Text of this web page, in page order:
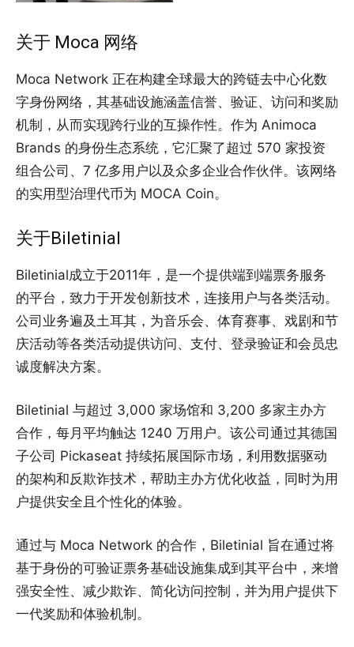
关于 Moca 网络
Moca Network 正在构建全球最大的跨链去中心化数
字身份网络，其基础设施涵盖信誉、验证、访问和奖励
机制，从而实现跨行业的互操作性。作为 Animoca
Brands 的身份生态系统，它汇聚了超过 570 家投资
组合公司、7 亿多用户以及众多企业合作伙伴。该网络
的实用型治理代币为 MOCA Coin。
关于Biletinial
Biletinial成立于2011年，是一个提供端到端票务服务
的平台，致力于开发创新技术，连接用户与各类活动。
公司业务遍及土耳其，为音乐会、体育赛事、戏剧和节
庆活动等各类活动提供访问、支付、登录验证和会员忠
诚度解决方案。
Biletinial 与超过 3,000 家场馆和 3,200 多家主办方
合作，每月平均触达 1240 万用户。该公司通过其德国
子公司 Pickaseat 持续拓展国际市场，利用数据驱动
的架构和反欺诈技术，帮助主办方优化收益，同时为用
户提供安全且个性化的体验。
通过与 Moca Network 的合作，Biletinial 旨在通过将
基于身份的可验证票务基础设施集成到其平台中，来增
强安全性、减少欺诈、简化访问控制，并为用户提供下
一代奖励和体验机制。